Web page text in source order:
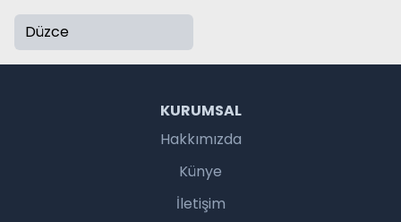
Düzce
KURUMSAL
Hakkımızda
Künye
İletişim